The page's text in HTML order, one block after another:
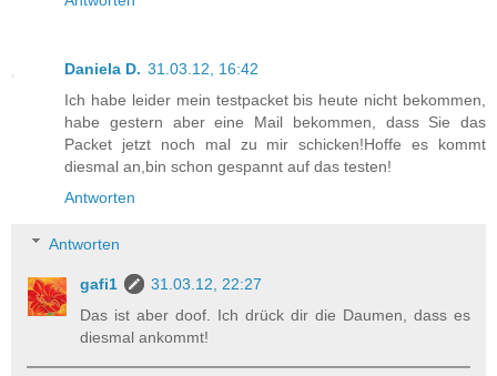
Daniela D. 31.03.12, 16:42
Ich habe leider mein testpacket bis heute nicht bekommen,
habe gestern aber eine Mail bekommen, dass Sie das
Packet jetzt noch mal zu mir schicken!Hoffe es kommt
diesmal an,bin schon gespannt auf das testen!
Antworten
Antworten
gafi1
31.03.12, 22:27
Das ist aber doof. Ich drück dir die Daumen, dass es
diesmal ankommt!